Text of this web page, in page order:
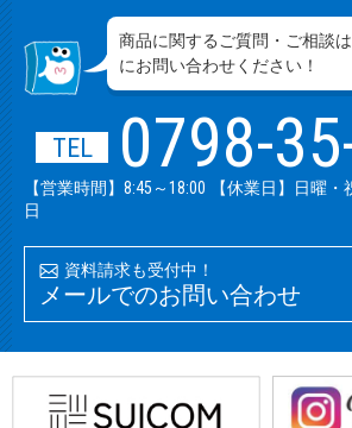
商品に関するご質問・ご相談
にお問い合わせください！
TEL 0798-
【営業時間】8:45～18:00 【休業日】日曜
日
資料請求も受付中！
メールでのお問い合わせ